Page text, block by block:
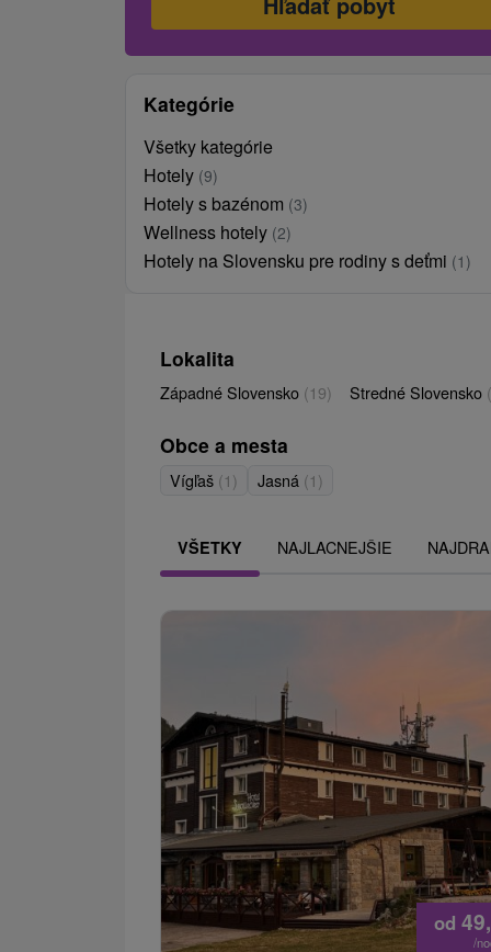
Kategórie
Všetky kategórie
Hotely (9)
Hotely s bazénom (3)
Wellness hotely (2)
Hotely na Slovensku pre rodiny s deťmi (1)
Lokalita
Západné Slovensko (19) Stredné Slovensko
Obce a mesta
Vígľaš (1) Jasná (1)
VŠETKY NAJLACNEJŠIE
od
/